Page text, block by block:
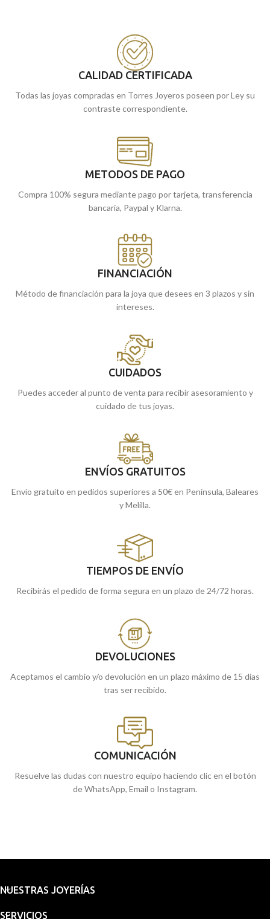
CALIDAD CERTIFICADA
Todas las joyas compradas en Torres Joyeros poseen por Ley su
contraste correspondiente.
METODOS DE PAGO
Compra 100% segura mediante pago por tarjeta, transferencia
bancaria, Paypal y Klarna.
FINANCIACIÓN
Método de financiación para la joya que desees en 3 plazos y sin
intereses.
CUIDADOS
Puedes acceder al punto de venta para recibir asesoramiento y
cuidado de tus joyas.
ENVÍOS GRATUITOS
Envío gratuito en pedidos superiores a 50€ en Península, Baleares
y Melilla.
TIEMPOS DE ENVÍO
Recibirás el pedido de forma segura en un plazo de 24/72 horas.
DEVOLUCIONES
Aceptamos el cambio y/o devolución en un plazo máximo de 15 días
tras ser recibido.
COMUNICACIÓN
Resuelve las dudas con nuestro equipo haciendo clic en el botón
de WhatsApp, Email o Instagram.
NUESTRAS JOYERÍAS
SERVICIOS